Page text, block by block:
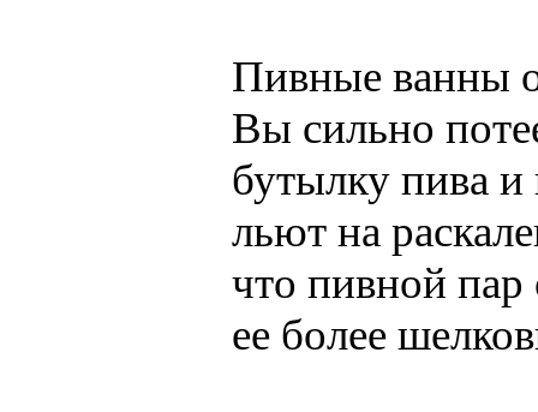
Пивные ванны
Вы сильно
бутылку пива
льют на
что пивной пар
ее более